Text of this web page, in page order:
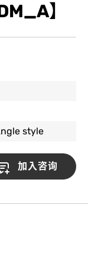
】
style
加入咨询